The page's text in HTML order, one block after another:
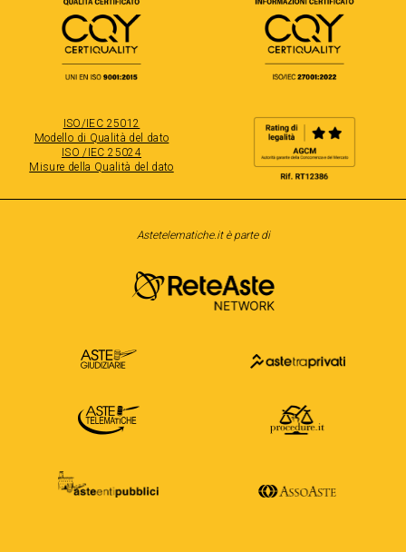
ISO/IEC 25012
Modello di Qualità del dato
ISO /IEC 25024
Misure della Qualità del dato
Astetelematiche.it è parte di